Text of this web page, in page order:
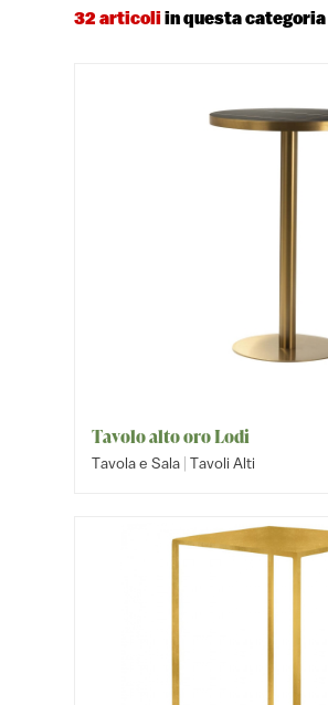
32 articoliin questa categoria
Tavolo alto oro Lodi
Tavola e Sala | Tavoli Alti